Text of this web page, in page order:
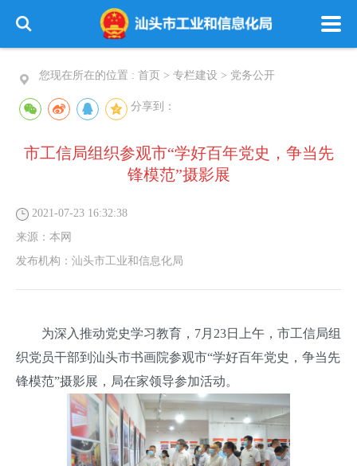
您现在所在的位置 : 首页 > 专栏建设 > 党务公开
分享到：
市工信局组织参观市“学好百年党史，争当先
锋模范”摄影展
2021-07-23 16:32:38
来源： 本网
发布机构： 汕头市工业和信息化局
为深入推动党史学习教育，7月23日上午，市工信局组
织党员干部到汕头市书画院参观市“学好百年党史，争当先
锋模范”摄影展，局在家领导参加活动。